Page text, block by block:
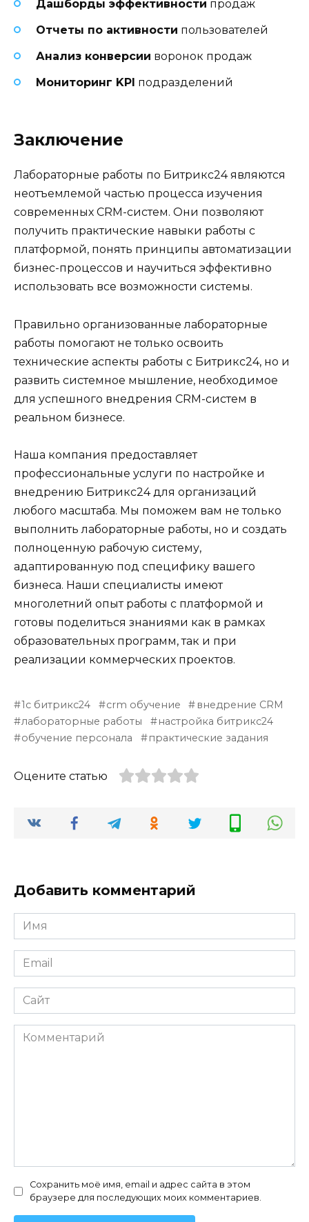
Дашборды эффективности продаж
Отчеты по активности пользователей
Анализ конверсии воронок продаж
Мониторинг KPI подразделений
Заключение
Лабораторные работы по Битрикс24 являются
неотъемлемой частью процесса изучения
современных CRM-систем. Они позволяют
получить практические навыки работы с
платформой, понять принципы автоматизации
бизнес-процессов и научиться эффективно
использовать все возможности системы.
Правильно организованные лабораторные
работы помогают не только освоить
технические аспекты работы с Битрикс24, но и
развить системное мышление, необходимое
для успешного внедрения CRM-систем в
реальном бизнесе.
Наша компания предоставляет
профессиональные услуги по настройке и
внедрению Битрикс24 для организаций
любого масштаба. Мы поможем вам не только
выполнить лабораторные работы, но и создать
полноценную рабочую систему,
адаптированную под специфику вашего
бизнеса. Наши специалисты имеют
многолетний опыт работы с платформой и
готовы поделиться знаниями как в рамках
образовательных программ, так и при
реализации коммерческих проектов.
1с битрикс24 crm обучение
внедрение CRM
лабораторные работы
настройка битрикс24
обучение персонала
практические задания
Оцените статью
Добавить комментарий
Имя
*
Email
*
Сайт
Комментарий
Сохранить моё имя, email и адрес сайта в этом
браузере для последующих моих комментариев.